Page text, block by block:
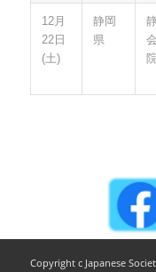
12月
22日
(土)
静岡
県
Copyright c Japanese